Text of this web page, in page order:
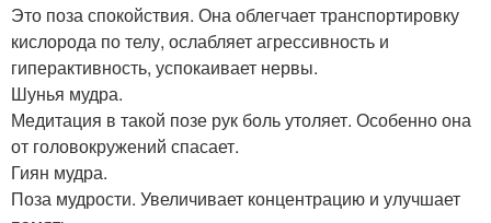
Это поза спокойствия. Она облегчает транспортировку
кислорода по телу, ослабляет агрессивность и
гиперактивность, успокаивает нервы.
Шунья мудра.
Медитация в такой позе рук боль утоляет. Особенно она
от головокружений спасает.
Гиян мудра.
Поза мудрости. Увеличивает концентрацию и улучшает